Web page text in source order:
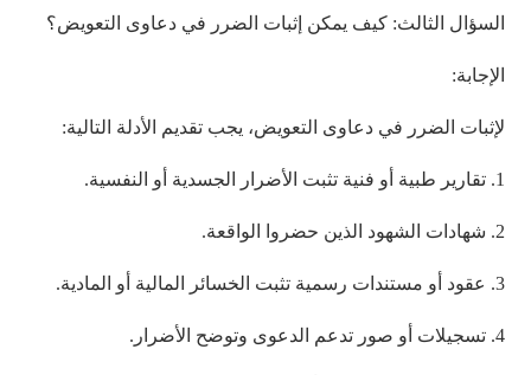
السؤال الثالث: كيف يمكن إثبات الضرر في دعاوى التعويض؟
الإجابة:
لإثبات الضرر في دعاوى التعويض، يجب تقديم الأدلة التالية:
1. تقارير طبية أو فنية تثبت الأضرار الجسدية أو النفسية.
2. شهادات الشهود الذين حضروا الواقعة.
3. عقود أو مستندات رسمية تثبت الخسائر المالية أو المادية.
4. تسجيلات أو صور تدعم الدعوى وتوضح الأضرار.